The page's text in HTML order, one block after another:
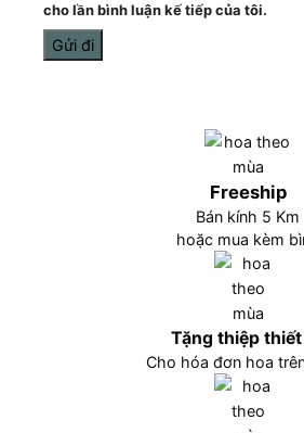
cho lần bình luận kế tiếp của tôi.
Freeship
Bán kính 5 Km
hoặc mua kèm
Tặng thiệp thiết
Cho hóa đơn hoa